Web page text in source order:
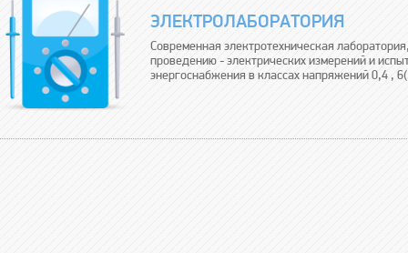
ЭЛЕКТРОЛАБОРАТОРИЯ
Современная электротехническая
проведению - электрических измерений и
энергоснабжения в классах напряжений 0,4 ,